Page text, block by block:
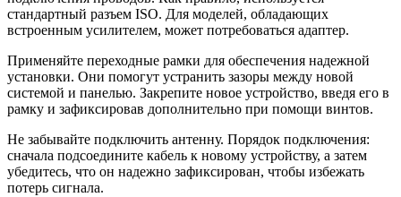
стандартный разъем ISO. Для моделей, обладающих
встроенным усилителем, может потребоваться адаптер.
Применяйте переходные рамки для обеспечения надежной
установки. Они помогут устранить зазоры между новой
системой и панелью. Закрепите новое устройство, введя его в
рамку и зафиксировав дополнительно при помощи винтов.
Не забывайте подключить антенну. Порядок подключения:
сначала подсоедините кабель к новому устройству, а затем
убедитесь, что он надежно зафиксирован, чтобы избежать
потерь сигнала.